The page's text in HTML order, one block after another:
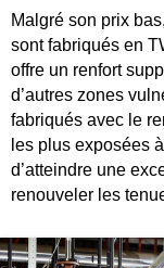
Malgré son prix
sont fabriqués en
offre un renfort
d’autres zones
fabriqués avec le
les plus exposées
d’atteindre une
renouveler les